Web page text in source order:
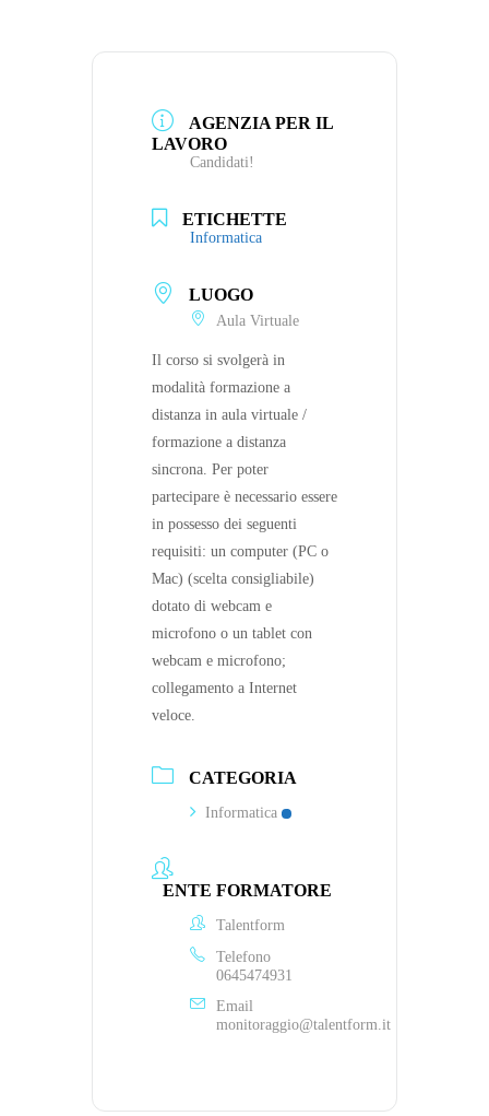
AGENZIA PER IL
LAVORO
Candidati!
ETICHETTE
Informatica
LUOGO
Aula Virtuale
Il corso si svolgerà in
modalità formazione a
distanza in aula virtuale /
formazione a distanza
sincrona. Per poter
partecipare è necessario essere
in possesso dei seguenti
requisiti: un computer (PC o
Mac) (scelta consigliabile)
dotato di webcam e
microfono o un tablet con
webcam e microfono;
collegamento a Internet
veloce.
CATEGORIA
Informatica
ENTE FORMATORE
Talentform
Telefono
0645474931
Email
monitoraggio@talentform.it